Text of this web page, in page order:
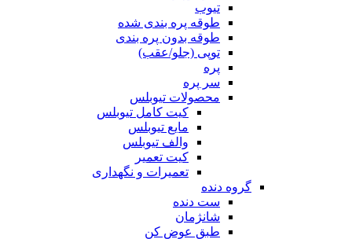
تیوب
طوقه پره بندی شده
طوقه بدون پره بندی
توپی (جلو/عقب)
پره
سر پره
محصولات تیوبلس
کیت کامل تیوبلس
مایع تیوبلس
والف تیوبلس
کیت تعمیر
تعمیرات و نگهداری
گروه دنده
ست دنده
شانژمان
طبق عوض کن